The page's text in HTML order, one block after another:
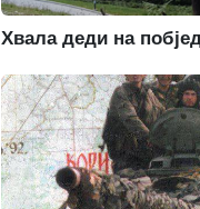
Хвала деди на